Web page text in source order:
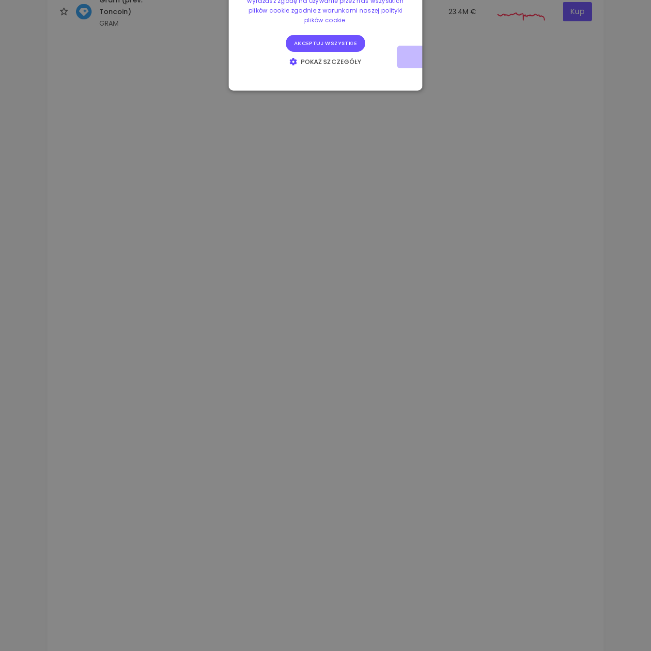
Toncoin)
GRAM
1.160000 € -4.10% 3.2B € 23.4M € Kup
plików cookie zgodnie z warunkami naszej polityki
plików cookie.
AKCEPTUJ WSZYSTKIE
POKAŻ SZCZEGÓŁY